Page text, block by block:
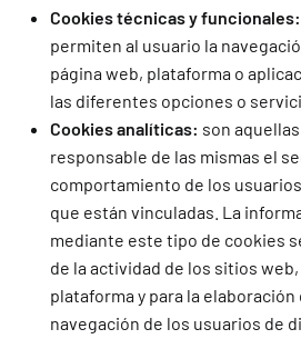
Cookies técnicas y funcionales:
permiten al usuario la
página web, plataforma o
las diferentes opciones o
Cookies analíticas: son
responsable de las mismas el
comportamiento de los
que están vinculadas. La
mediante este tipo de cookies
de la actividad de los sitios
plataforma y para la
navegación de los usuarios de